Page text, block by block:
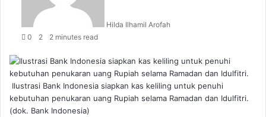
Hilda Ilhamil Arofah
0 2 2 minutes read
Ilustrasi Bank Indonesia siapkan kas keliling untuk penuhi
kebutuhan penukaran uang Rupiah selama Ramadan dan Idulfitri.
(dok. Bank Indonesia)